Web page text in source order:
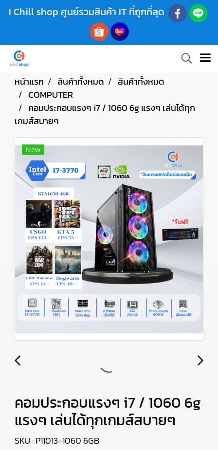
I Chill shop ศูนย์รวมสินค้า IT ที่ถูกที่สุด
หน้าแรก สินค้าทั้งหมด
สินค้าทั้งหมด
COMPUTER
คอมประกอบแรงๆ i7 / 1060 6g แรงๆ เล่นได้ทุก
เกมส์สบายๆ
New
คอมประกอบแรงๆ i7 / 1060 6g
แรงๆ เล่นได้ทุกเกมส์สบายๆ
SKU : P11013-1060 6GB